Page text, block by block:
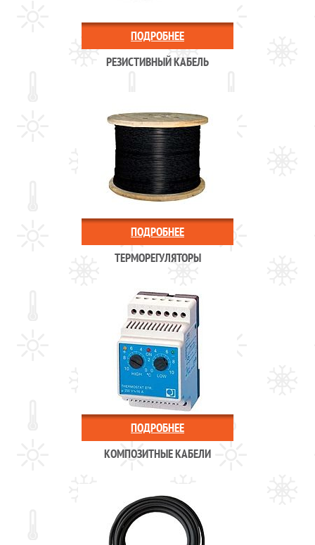
ПОДРОБНЕЕ
РЕЗИСТИВНЫЙ КАБЕЛЬ
ПОДРОБНЕЕ
ТЕРМОРЕГУЛЯТОРЫ
ПОДРОБНЕЕ
КОМПОЗИТНЫЕ КАБЕЛИ